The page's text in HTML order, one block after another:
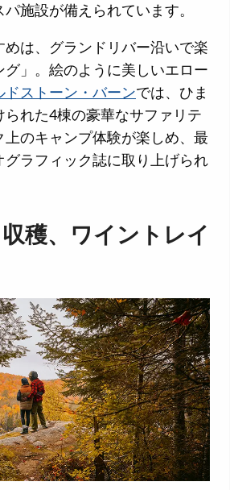
施設が備えられています。
めは、グランドリバー沿いで楽
グ」。絵のように美しいエロー
ドストーン・バーンでは、ひま
れた4棟の豪華なサファリテ
上のキャンプ体験が楽しめ、最
グラフィック誌に取り上げられ
穫、ワイントレイ